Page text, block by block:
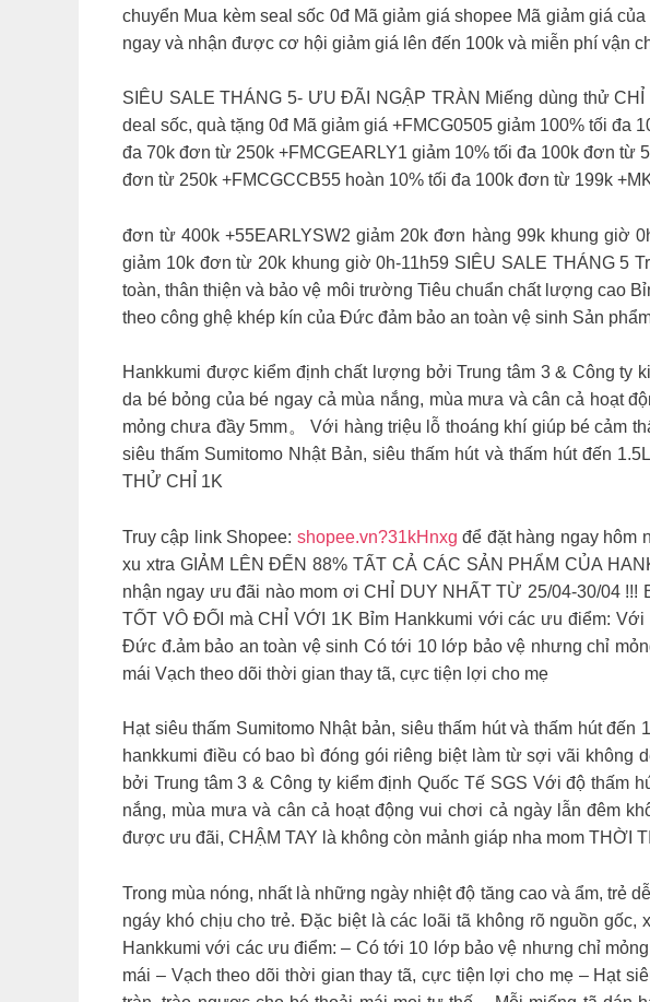
chuyển Mua kèm seal sốc 0đ Mã giảm giá shopee Mã giảm giá
ngay và nhận được cơ hội giảm giá lên đến 100k và miễn phí vận
SIÊU SALE THÁNG 5- ƯU ĐÃI NGẬP TRÀN ️Miếng dùng thử
deal sốc, quà tặng 0đ ️Mã giảm giá +FMCG0505 giảm 100% tối đa
đa 70k đơn từ 250k +FMCGEARLY1 giảm 10% tối đa 100k đơn từ
đơn từ 250k +FMCGCCB55 hoàn 10% tối đa 100k đơn từ 199k
đơn từ 400k +55EARLYSW2 giảm 20k đơn hàng 99k khung giờ
giảm 10k đơn từ 20k khung giờ 0h-11h59 SIÊU SALE THÁNG 5
toàn, thân thiện và bảo vệ môi trường Tiêu chuẩn chất lượng cao
theo công ghệ khép kín của Đức đảm bảo an toàn vệ sinh Sản
Hankkumi được kiểm định chất lượng bởi Trung tâm 3 & Công ty
da bé bỏng của bé ngay cả mùa nắng, mùa mưa và cân cả hoạt
mỏng chưa đầy 5mm。 Với hàng triệu lỗ thoáng khí giúp bé cảm
siêu thấm Sumitomo Nhật Bản, siêu thấm hút và thấm hút đến
THỬ CHỈ 1K
Truy cập link Shopee: shopee.vn?31kHnxg để đặt hàng ngay hôm
xu xtra GIẢM LÊN ĐẾN 88% TẤT CẢ CÁC SẢN PHẨM CỦA
nhận ngay ưu đãi nào mom ơi CHỈ DUY NHẤT TỪ 25/04-30/04
TỐT VÔ ĐỐI mà CHỈ VỚI 1K Bỉm Hankkumi với các ưu điểm:
Đức đ.ảm bảo an toàn vệ sinh Có tới 10 lớp bảo vệ nhưng chỉ
mái Vạch theo dõi thời gian thay tã, cực tiện lợi cho mẹ
Hạt siêu thấm Sumitomo Nhật bản, siêu thấm hút và thấm hút
hankkumi điều có bao bì đóng gói riêng biệt làm từ sợi vãi không
bởi Trung tâm 3 & Công ty kiểm định Quốc Tế SGS Với độ thấm
nắng, mùa mưa và cân cả hoạt động vui chơi cả ngày lẫn đêm
được ưu đãi, CHẬM TAY là không còn mảnh giáp nha mom THỜI
Trong mùa nóng, nhất là những ngày nhiệt độ tăng cao và ẩm, trẻ
ngáy khó chịu cho trẻ. Đặc biệt là các loãi tã không rõ nguồn
Hankkumi với các ưu điểm: – Có tới 10 lớp bảo vệ nhưng chỉ
mái – Vạch theo dõi thời gian thay tã, cực tiện lợi cho mẹ – Hạt